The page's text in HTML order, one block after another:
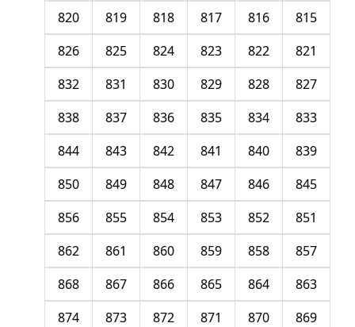
815
816
817
818
819
820
821
822
823
824
825
826
827
828
829
830
831
832
833
834
835
836
837
838
839
840
841
842
843
844
845
846
847
848
849
850
851
852
853
854
855
856
857
858
859
860
861
862
863
864
865
866
867
868
869
870
871
872
873
874